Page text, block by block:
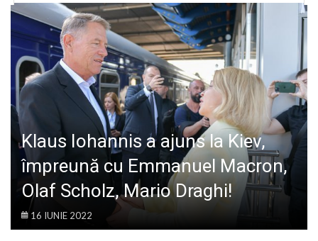
SPORT
SPECIAL
POLITIC
LIFE
Klaus Iohannis a ajuns la Kiev,
împreună cu Emmanuel Macron,
Olaf Scholz, Mario Draghi!
16 IUNIE 2022